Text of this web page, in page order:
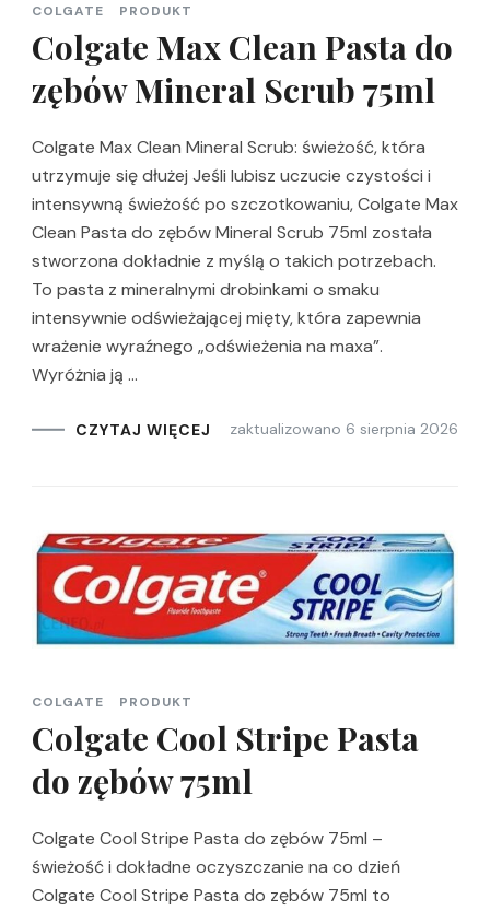
COLGATE PRODUKT
Colgate Max Clean Pasta do
zębów Mineral Scrub 75ml
Colgate Max Clean Mineral Scrub: świeżość, która
utrzymuje się dłużej Jeśli lubisz uczucie czystości i
intensywną świeżość po szczotkowaniu, Colgate Max
Clean Pasta do zębów Mineral Scrub 75ml została
stworzona dokładnie z myślą o takich potrzebach.
To pasta z mineralnymi drobinkami o smaku
intensywnie odświeżającej mięty, która zapewnia
wrażenie wyraźnego „odświeżenia na maxa”.
Wyróżnia ją …
CZYTAJ WIĘCEJ zaktualizowano 6 sierpnia 2026
COLGATE PRODUKT
Colgate Cool Stripe Pasta
do zębów 75ml
Colgate Cool Stripe Pasta do zębów 75ml –
świeżość i dokładne oczyszczanie na co dzień
Colgate Cool Stripe Pasta do zębów 75ml to